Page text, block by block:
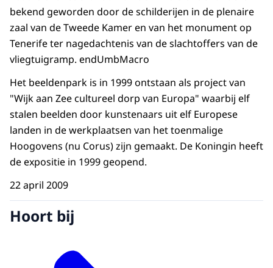
bekend geworden door de schilderijen in de plenaire
zaal van de Tweede Kamer en van het monument op
Tenerife ter nagedachtenis van de slachtoffers van de
vliegtuigramp. endUmbMacro
Het beeldenpark is in 1999 ontstaan als project van
"Wijk aan Zee cultureel dorp van Europa" waarbij elf
stalen beelden door kunstenaars uit elf Europese
landen in de werkplaatsen van het toenmalige
Hoogovens (nu Corus) zijn gemaakt. De Koningin heeft
de expositie in 1999 geopend.
22 april 2009
Hoort bij